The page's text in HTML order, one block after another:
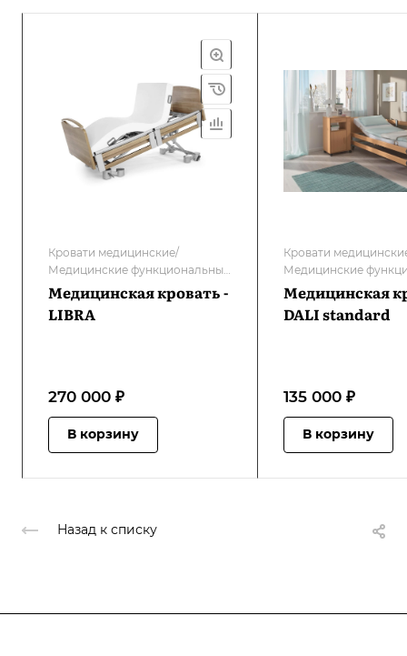
Кровати медицинские/
Медицинские функциональные
электрические кровати
Медицинская кровать -
LIBRA
270 000 ₽
В корзину
Кровати
Медицинские
электрические
Медицинская
DALI standard
135 000 ₽
В корзину
Назад к списку